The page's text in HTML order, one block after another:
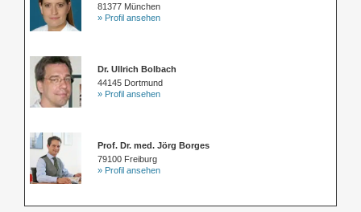
81377 München
» Profil ansehen
Dr. Ullrich Bolbach
44145 Dortmund
» Profil ansehen
Prof. Dr. med. Jörg Borges
79100 Freiburg
» Profil ansehen